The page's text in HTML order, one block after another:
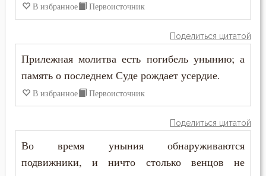
В избранное Первоисточник
Поделиться цитатой
Прилежная молитва есть погибель унынию; а
память о последнем Суде рождает усердие.
В избранное Первоисточник
Поделиться цитатой
Во время уныния обнаруживаются
подвижники, и ничто столько венцов не